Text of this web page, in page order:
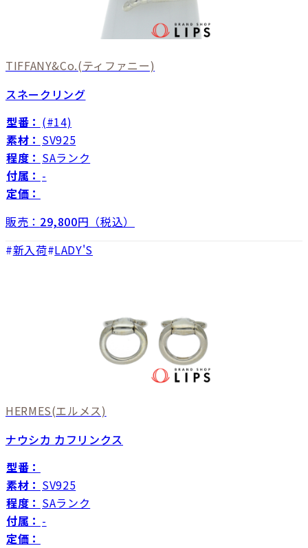
TIFFANY&Co.(ティファニー)
スネークリング
型番： (#14)
素材： SV925
程度： SAランク
付属： -
定価：
販売： 29,800円（税込）
新入荷 LADY'S
HERMES(エルメス)
ナウシカ カフリンクス
型番：
素材： SV925
程度： SAランク
付属： -
定価：